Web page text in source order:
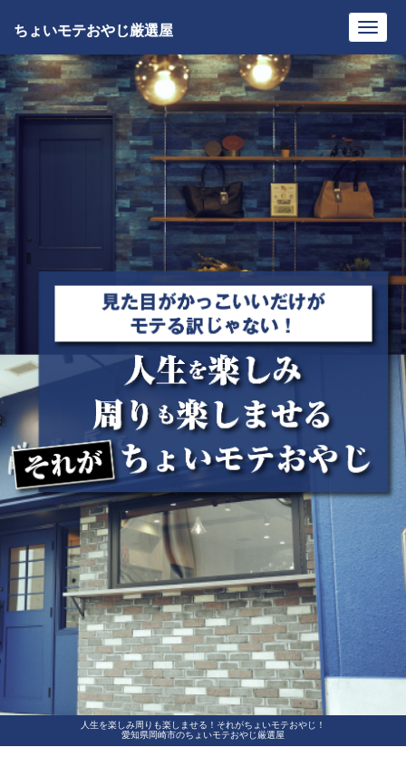
人生を楽しみ周りも楽しませる！それがちょいモテおやじ！
愛知県岡崎市のちょいモテおやじ厳選屋
ちょいモテおやじ厳選屋